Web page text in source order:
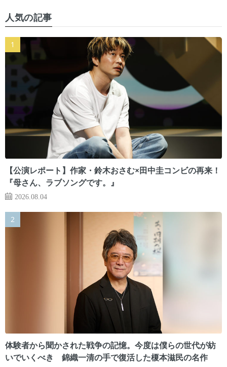
人気の記事
【公演レポート】作家・鈴木おさむ×田中圭コンビの再来！
『母さん、ラブソングです。』
2026.08.04
体験者から聞かされた戦争の記憶。今度は僕らの世代が紡
いでいくべき 錦織一清の手で復活した榎本滋民の名作